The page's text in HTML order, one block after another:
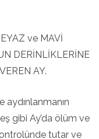
ve MAVİ
DERİNLİKLERİNE
AY.
gibi Ay’da ölüm ve
tutar ve